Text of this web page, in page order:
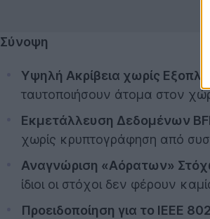
Σύνοψη
Υψηλή Ακρίβεια χωρίς
ταυτοποιήσουν άτομα στον
Εκμετάλλευση Δεδομένων
χωρίς κρυπτογράφηση από
Αναγνώριση «Αόρατων»
ίδιοι οι στόχοι δεν φέρουν
Προειδοποίηση για το IEEE